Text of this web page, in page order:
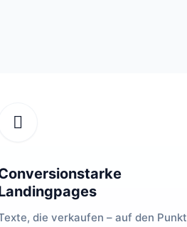
die verkaufen – auf den Punkt